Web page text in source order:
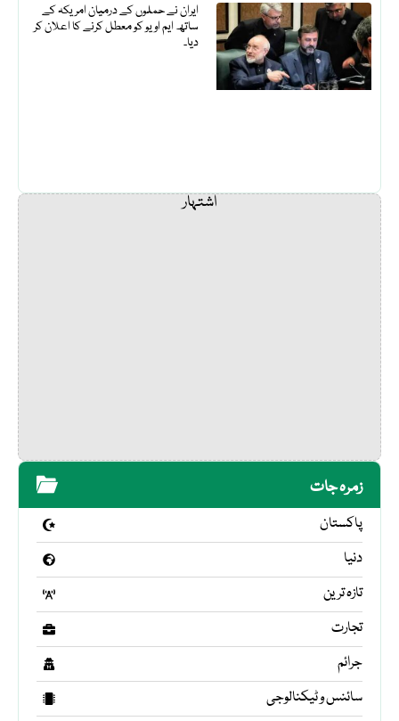
ایران نے حملوں کے درمیان امریکہ کے
ساتھ ایم او یو کو معطل کرنے کا اعلان کر
دیا۔
اشتہار
زمرہ جات
پاکستان
دنیا
تازہ ترین
تجارت
جرائم
سائنس و ٹیکنالوجی